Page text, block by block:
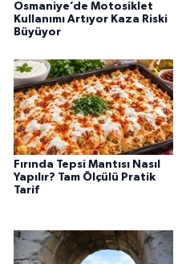
Osmaniye’de Motosiklet
Kullanımı Artıyor Kaza Riski
Büyüyor
Fırında Tepsi Mantısı Nasıl
Yapılır? Tam Ölçülü Pratik
Tarif